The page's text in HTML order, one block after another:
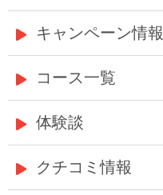
キャンペーン情報
コース一覧
体験談
クチコミ情報